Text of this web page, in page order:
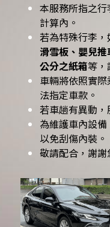
本服務所指之行
計算內。
若為特殊行李，
滑雪板、嬰兒
公分之紙箱等，
車輛將依照實
法指定車款。
若車趟有異動，
為維護車內設備
以免刮傷內裝。
敬請配合，謝謝